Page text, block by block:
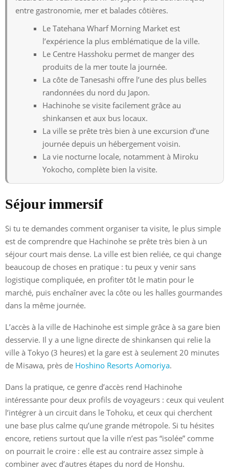
entre gastronomie, mer et balades côtières.
Le Tatehana Wharf Morning Market est
l’expérience la plus emblématique de la ville.
Le Centre Hasshoku permet de manger des
produits de la mer toute la journée.
La côte de Tanesashi offre l’une des plus belles
randonnées du nord du Japon.
Hachinohe se visite facilement grâce au
shinkansen et aux bus locaux.
La ville se prête très bien à une excursion d’une
journée depuis un hébergement voisin.
La vie nocturne locale, notamment à Miroku
Yokocho, complète bien la visite.
Séjour immersif
Si tu te demandes comment organiser ta visite, le plus simple
est de comprendre que Hachinohe se prête très bien à un
séjour court mais dense. La ville est bien reliée, ce qui change
beaucoup de choses en pratique : tu peux y venir sans
logistique compliquée, en profiter tôt le matin pour le
marché, puis enchaîner avec la côte ou les halles gourmandes
dans la même journée.
L’accès à la ville de Hachinohe est simple grâce à sa gare bien
desservie. Il y a une ligne directe de shinkansen qui relie la
ville à Tokyo (3 heures) et la gare est à seulement 20 minutes
de Misawa, près de Hoshino Resorts Aomoriya.
Dans la pratique, ce genre d’accès rend Hachinohe
intéressante pour deux profils de voyageurs : ceux qui veulent
l’intégrer à un circuit dans le Tohoku, et ceux qui cherchent
une base plus calme qu’une grande métropole. Si tu hésites
encore, retiens surtout que la ville n’est pas “isolée” comme
on pourrait le croire : elle est au contraire assez simple à
combiner avec d’autres étapes du nord de Honshu.